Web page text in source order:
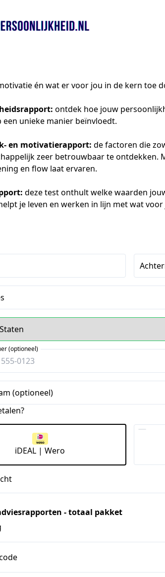
én wat er voor jou in de kern toe
ontdek hoe jouw
een unieke manier beïnvloedt.
en motivatierapport: de factoren die
zeer betrouwbaar te ontdekken.
en flow laat ervaren.
deze test onthult welke waarden
je leven en werken in lijn met wat
(optioneel)
(optioneel)
iDEAL | Wero
- totaal pakket